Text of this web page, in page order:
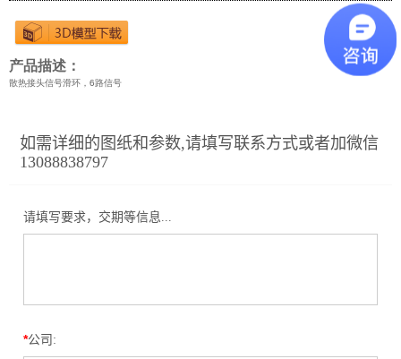
产品描述：
散热接头信号滑环，6路信号